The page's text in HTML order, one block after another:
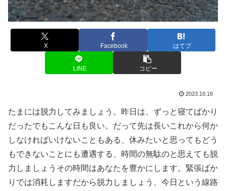
X Facebook はてブ
LINE コピー
2023.10.16
たまには脱力してみましょう。昨日は、ずっと寝てばかり
だったでもこんな日も良い。だって先は長いこれから何か
しなければいけないこともある、休みたいと思ってもどう
もできないことにも遭遇する、時間の無駄のと思えても脱
力しましょうその時間はあなたを豊かにします。緊張ばか
りでは消耗しますだから脱力しましょう、今日という線路